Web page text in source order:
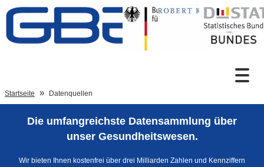
Zum Inhalt
Sprachumschaltung
Startseite Datenquellen
Die umfangreichste Datensammlung über
unser Gesundheitswesen.
Wir bieten Ihnen kostenfrei über drei Milliarden Zahlen und Kennziffern